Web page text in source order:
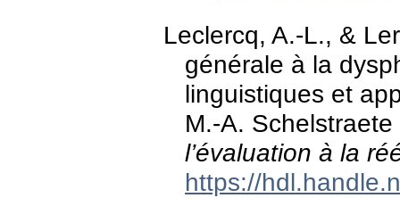
Leclercq, A.-L., &
générale à la
linguistiques et
M.-A.
l’évaluation à la
https://